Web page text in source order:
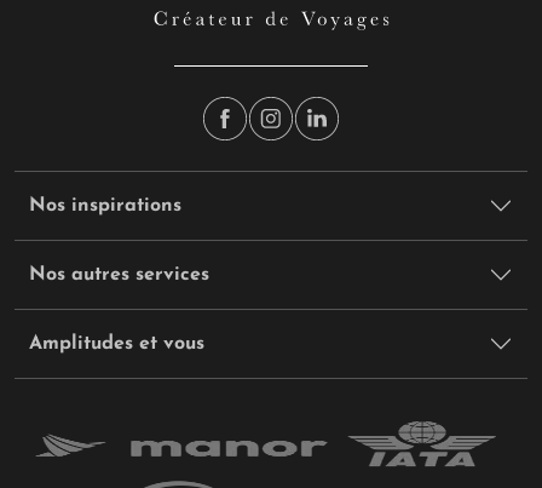
Nos inspirations
Nos autres services
Amplitudes et vous